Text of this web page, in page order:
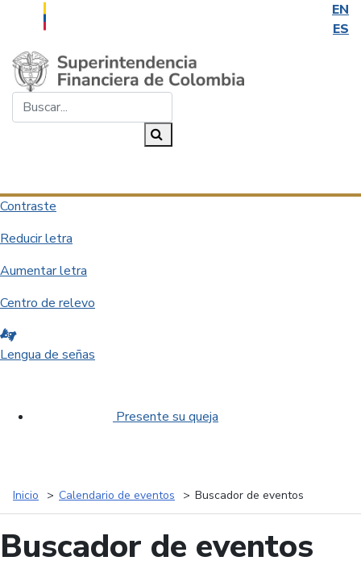
EN
ES
Saltar al contenido principal
Contraste
Reducir letra
Aumentar letra
Centro de relevo
Lengua de señas
Presente su queja
Inicio Calendario de eventos Buscador de eventos
Buscador de eventos